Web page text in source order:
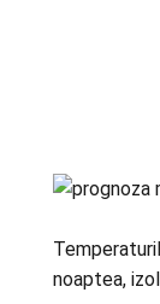
noaptea,